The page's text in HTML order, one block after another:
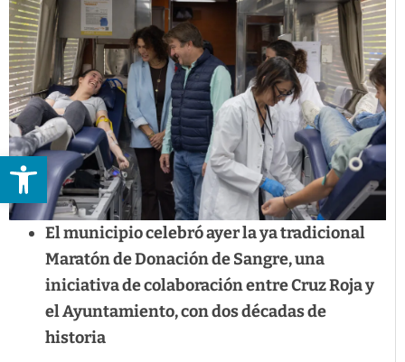
Abrir barra de herramientas
El municipio celebró ayer la ya tradicional
Maratón de Donación de Sangre, una
iniciativa de colaboración entre Cruz Roja y
el Ayuntamiento, con dos décadas de
historia